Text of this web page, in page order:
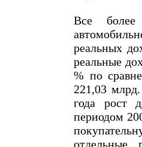
Все более
реальных
реальные
% по
221,03
года рост
периодом
отдельные